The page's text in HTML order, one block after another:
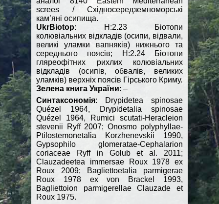
screes / Східносередземноморські
кам’яні осипища.
UkrBiotop: H:2.23 Біотопи
колювіальних відкладів (осипи, відвали,
великі уламки вапняків) нижнього та
середнього поясів; H:2.24 Біотопи
гляреофітних рихлих колювіальних
відкладів (осипів, обвалів, великих
уламків) верхніх поясів Гірського Криму.
Зелена книга України: –
Синтаксономія: Drypidetea spinosae
Quézel 1964, Drypidetalia spinosae
Quézel 1964, Rumici scutati-Heracleion
stevenii Ryff 2007; Onosmo polyphyllae-
Ptilostemonetalia Korzhenevskii 1990,
Gypsophilo glomeratae-Cephalarion
coriaceae Ryff in Golub et al. 2011;
Clauzadeetea immersae Roux 1978 ex
Roux 2009; Bagliettoetalia parmigerae
Roux 1978 ex von Brackel 1993,
Bagliettoion parmigerellae Clauzade et
Roux 1975.